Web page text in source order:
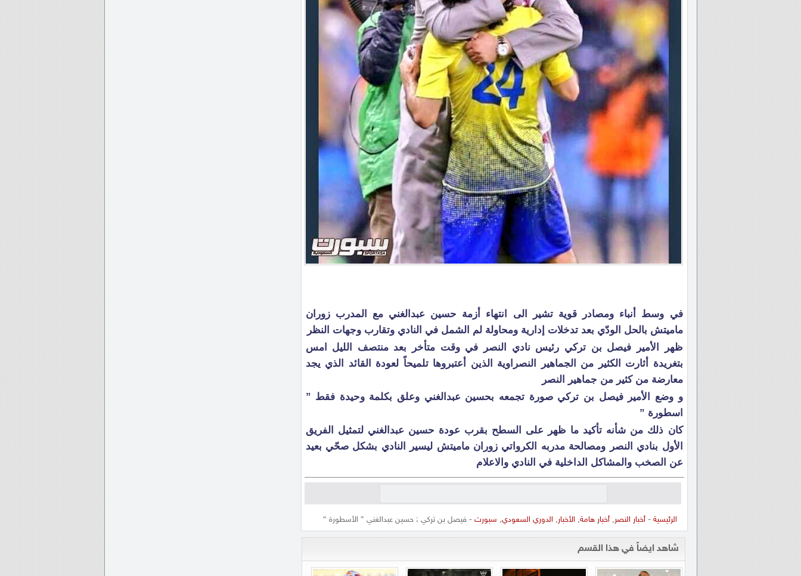
في وسط أنباء ومصادر قوية تشير الى انتهاء أزمة حسين عبدالغني مع المدرب زوران
ماميتش بالحل الودّي بعد تدخلات إدارية ومحاولة لم الشمل في النادي وتقارب وجهات النظر
ظهر الأمير فيصل بن تركي رئيس نادي النصر في وقت متأخر بعد منتصف الليل امس
بتغريدة أثارت الكثير من الجماهير النصراوية الذين أعتبروها تلميحاً لعودة القائد الذي يجد
معارضة من كثير من جماهير النصر
و وضع الأمير فيصل بن تركي صورة تجمعه بحسين عبدالغني وعلق بكلمة وحيدة فقط ”
اسطورة ”
كان ذلك من شأنه تأكيد ما ظهر على السطح بقرب عودة حسين عبدالغني لتمثيل الفريق
الأول بنادي النصر ومصالحة مدربه الكرواتي زوران ماميتش ليسير النادي بشكل صحّي بعيد
عن الصخب والمشاكل الداخلية في النادي والاعلام
الرئيسية -أخبار النصر,أخبار هامة, الأخبار, الدوري السعودي, سبورت - فيصل بن تركي : حسين عبدالغني ” الأسطورة “
شاهد ايضاً في هذا القسم